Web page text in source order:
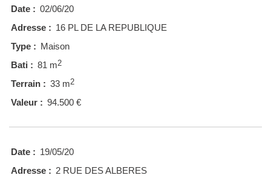
Date : 02/06/20
Adresse : 16 PL DE LA REPUBLIQUE
Type : Maison
Bati : 81 m2
Terrain : 33 m2
Valeur : 94.500 €
Date : 19/05/20
Adresse : 2 RUE DES ALBERES